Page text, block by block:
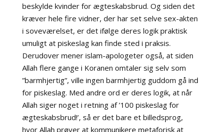
beskylde kvinder for ægteskabsbrud. Og siden det
kræver hele fire vidner, der har set selve sex-akten
i soveværelset, er det ifølge deres logik praktisk
umuligt at piskeslag kan finde sted i praksis.
Derudover mener islam-apologeter også, at siden
Allah flere gange i Koranen omtaler sig selv som
”barmhjertig”, ville ingen barmhjertig guddom gå ind
for piskeslag. Med andre ord er deres logik, at når
Allah siger noget i retning af ’100 piskeslag for
ægteskabsbrud!’, så er det bare et billedsprog,
hvor Allah prøver at kommunikere metaforisk at